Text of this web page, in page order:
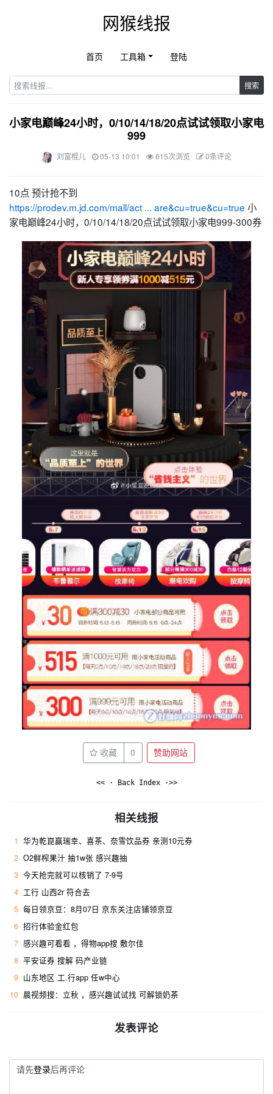
网猴线报
首页 工具箱 登陆
搜索
小家电巅峰24小时，0/10/14/18/20点试试领取小家电
999
刘富棍儿 05-13 10:01 615次浏览 0条评论
10点 预计抢不到
https://prodev.m.jd.com/mall/act ... are&cu=true&cu=true 小
家电巅峰24小时，0/10/14/18/20点试试领取小家电999-300券
收藏 0 赞助网站
<< · Back Index ·>>
相关线报
1 华为乾崑赢瑞幸、喜茶、奈雪饮品券 亲测10元券
2 O2鲜榨果汁 抽1w张 感兴趣抽
3 今天抢完就可以核销了 7-9号
4 工行 山西2r 符合去 ​
5 每日领京豆：8月07日 京东关注店铺领京豆
6 招行体验金红包
7 感兴趣可看看 ，得物app搜 敷尔佳
8 平安证券 搜解 码产业链
9 山东地区 工.行app 任w中心
10 晨视频搜：立秋 ，感兴趣试试找 可解锁奶茶
发表评论
请先登录后再评论